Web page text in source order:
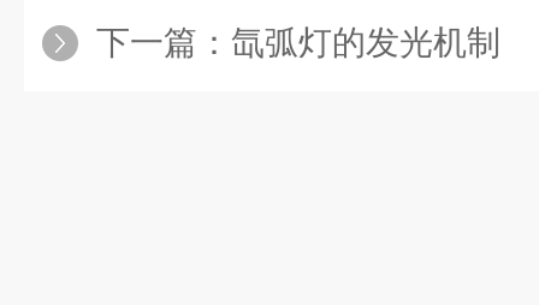
下一篇： 氙弧灯的发光机制